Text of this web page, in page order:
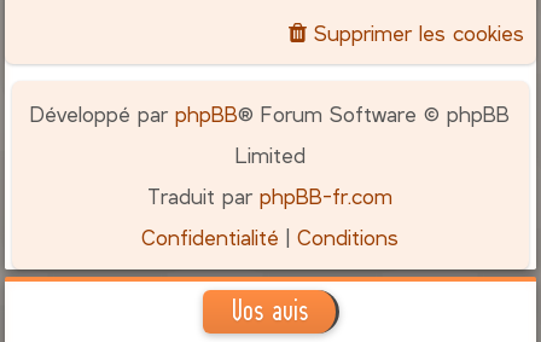
Supprimer les cookies
Développé parphpBB® Forum Software © phpBB
Limited
Traduit parphpBB-fr.com
Confidentialité |Conditions
Vos avis